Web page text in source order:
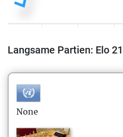
Langsame Partien: Elo
None